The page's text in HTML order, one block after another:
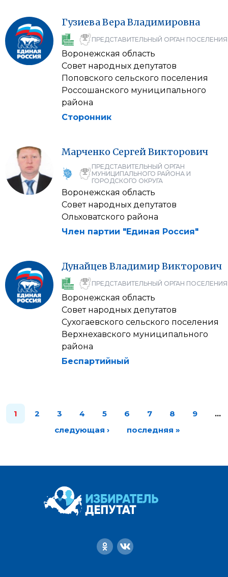
ГузиеваВераВладимировна
ПРЕДСТАВИТЕЛЬНЫЙ ОРГАН ПОСЕЛЕНИЯ
Воронежская область
Совет народных депутатов
Поповского сельского поселения
Россошанского муниципального
района
Сторонник
Марченко СергейВикторович
ПРЕДСТАВИТЕЛЬНЫЙ ОРГАН
МУНИЦИПАЛЬНОГО РАЙОНА И
ГОРОДСКОГО ОКРУГА
Воронежская область
Совет народных депутатов
Ольховатского района
Член партии "Единая Россия"
Дунайцев Владимир Викторович
ПРЕДСТАВИТЕЛЬНЫЙ ОРГАН ПОСЕЛЕНИЯ
Воронежская область
Совет народных депутатов
Сухогаевского сельского поселения
Верхнехавского муниципального
района
Беспартийный
1 2 3 4 5 6 7 8 9
…
следующая ›
последняя »